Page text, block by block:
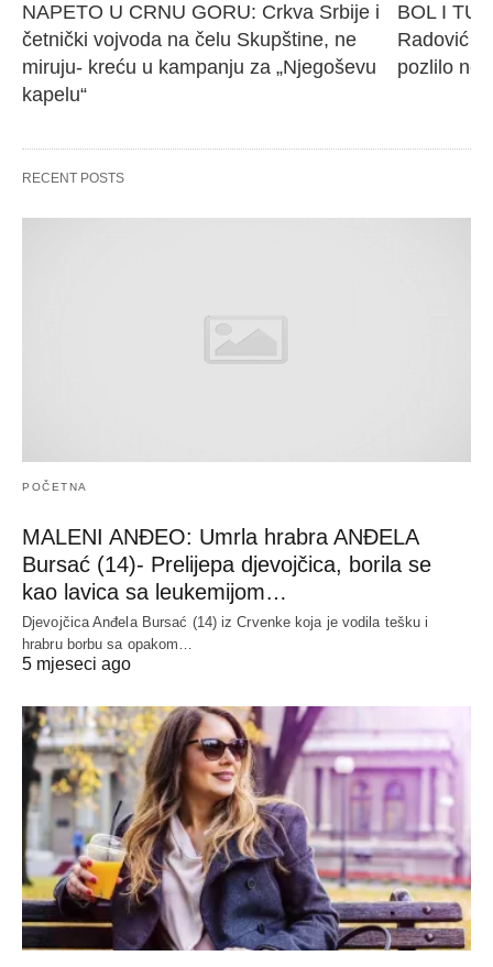
NAPETO U CRNU GORU: Crkva Srbije i
četnički vojvoda na čelu Skupštine, ne
miruju- kreću u kampanju za „Njegoševu
kapelu“
BOL I
Radović
pozlilo
RECENT POSTS
POČETNA
MALENI ANĐEO: Umrla hrabra ANĐELA
Bursać (14)- Prelijepa djevojčica, borila se
kao lavica sa leukemijom…
Djevojčica Anđela Bursać (14) iz Crvenke koja je vodila tešku i
hrabru borbu sa opakom…
5 mjeseci ago